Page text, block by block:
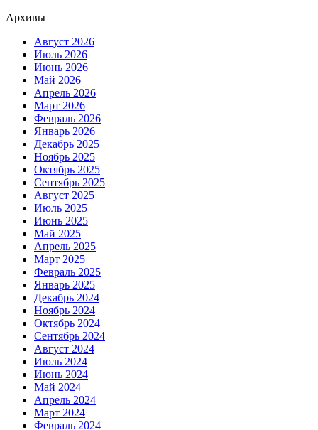
Архивы
Август 2026
Июль 2026
Июнь 2026
Май 2026
Апрель 2026
Март 2026
Февраль 2026
Январь 2026
Декабрь 2025
Ноябрь 2025
Октябрь 2025
Сентябрь 2025
Август 2025
Июль 2025
Июнь 2025
Май 2025
Апрель 2025
Март 2025
Февраль 2025
Январь 2025
Декабрь 2024
Ноябрь 2024
Октябрь 2024
Сентябрь 2024
Август 2024
Июль 2024
Июнь 2024
Май 2024
Апрель 2024
Март 2024
Февраль 2024